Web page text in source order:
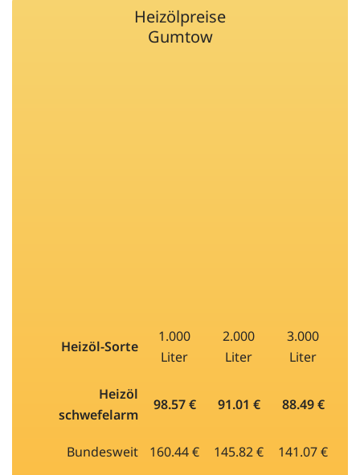
Heizölpreise
Gumtow
Heizöl-Sorte
1.000
Liter
2.000
Liter
3.000
Liter
Heizöl
schwefelarm
98.57 € 91.01 € 88.49 €
Bundesweit 160.44 € 145.82 € 141.07 €